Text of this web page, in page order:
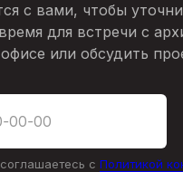
с вами, чтобы
для встречи с
или обсудить
с Политикой